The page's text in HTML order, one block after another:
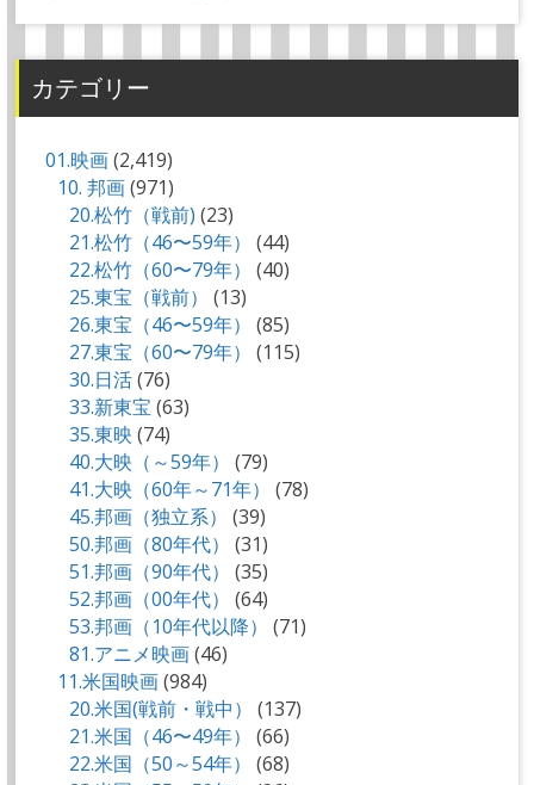
カテゴリー
01.映画(2,419)
10. 邦画(971)
20.松竹（戦前) (23)
21.松竹（46〜59年）
(44)
22.松竹（60〜79年）
(40)
25.東宝（戦前）
(13)
26.東宝（46〜59年）
(85)
27.東宝（60〜79年）
(115)
30.日活(76)
33.新東宝 (63)
35.東映 (74)
40.大映（～59年）
(79)
41.大映（60年～71年）
(78)
45.邦画（独立系）
(39)
50.邦画（80年代）
(31)
51.邦画（90年代）
(35)
52.邦画（00年代）
(64)
53.邦画（10年代以降）
(71)
81.アニメ映画(46)
11.米国映画(984)
20.米国(戦前・戦中）
(137)
21.米国（46〜49年）
(66)
22.米国（50～54年）
(68)